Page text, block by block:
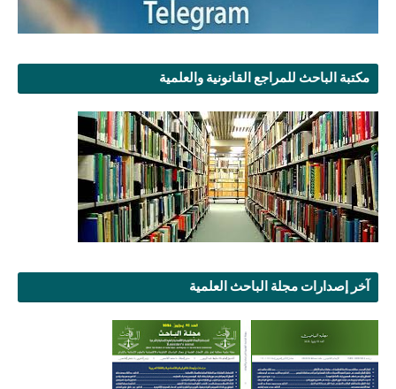
مكتبة الباحث للمراجع القانونية والعلمية
آخر إصدارات مجلة الباحث العلمية